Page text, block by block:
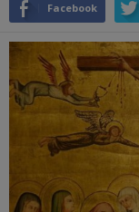
Facebook